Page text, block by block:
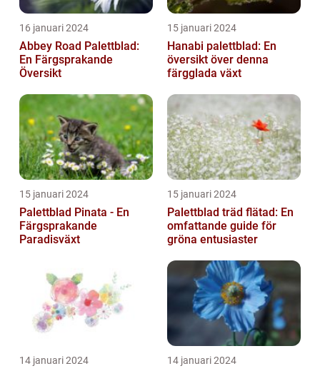
16 januari 2024
Abbey Road Palettblad:
En Färgsprakande
Översikt
15 januari 2024
Hanabi palettblad: En
översikt över denna
färgglada växt
15 januari 2024
Palettblad Pinata - En
Färgsprakande
Paradisväxt
15 januari 2024
Palettblad träd flätad: En
omfattande guide för
gröna entusiaster
14 januari 2024 14 januari 2024